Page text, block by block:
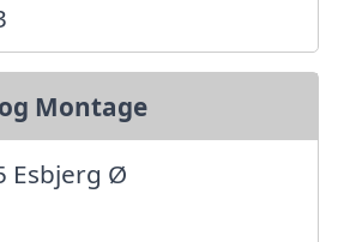
Montage
Esbjerg Ø